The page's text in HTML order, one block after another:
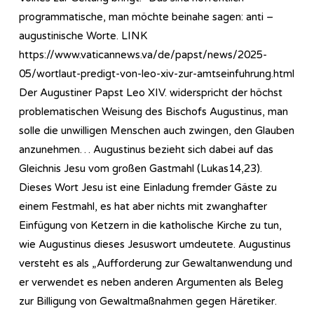
programmatische, man möchte beinahe sagen: anti –
augustinische Worte. LINK
https://www.vaticannews.va/de/papst/news/2025-
05/wortlaut-predigt-von-leo-xiv-zur-amtseinfuhrung.html
Der Augustiner Papst Leo XIV. widerspricht der höchst
problematischen Weisung des Bischofs Augustinus, man
solle die unwilligen Menschen auch zwingen, den Glauben
anzunehmen… Augustinus bezieht sich dabei auf das
Gleichnis Jesu vom großen Gastmahl (Lukas14,23).
Dieses Wort Jesu ist eine Einladung fremder Gäste zu
einem Festmahl, es hat aber nichts mit zwanghafter
Einfügung von Ketzern in die katholische Kirche zu tun,
wie Augustinus dieses Jesuswort umdeutete. Augustinus
versteht es als „Aufforderung zur Gewaltanwendung und
er verwendet es neben anderen Argumenten als Beleg
zur Billigung von Gewaltmaßnahmen gegen Häretiker.